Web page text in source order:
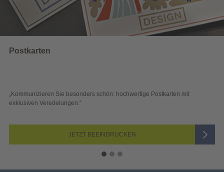
schön: hochwertige Postkarten mit
„Sichtbar und wirkungsvoll –